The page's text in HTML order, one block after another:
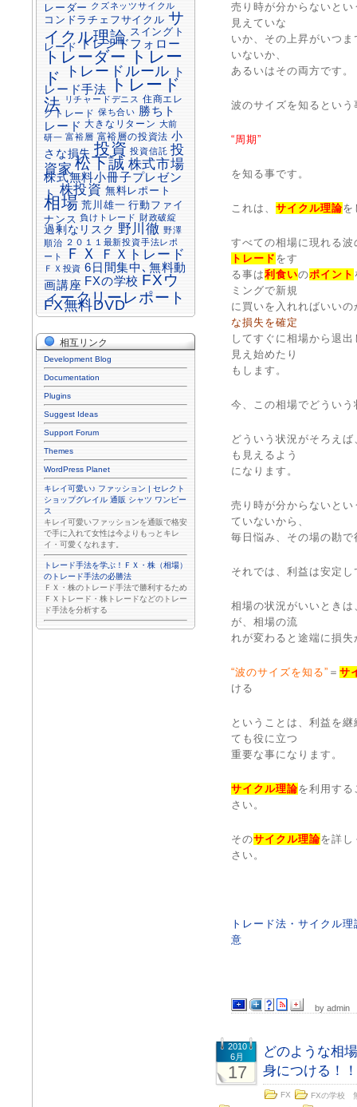
売り時が分からないとい
見えていな
いか、その上昇がいつま
いないか、
あるいはその両方です。
波のサイズを知るとい
“周期”
を知る事です。
これは、 サイクル理論を
すべての相場に現れる
トレード をす
る事は利食いのポイント
ミングで新規
に買いを入れればいい
な損失を確定
してすぐに相場から退
見え始めたり
もします。
今、この相場でどうい
どういう状況がそろえ
も見えるよう
になります。
売り時が分からないと
ていないから、
毎日悩み、その場の勘
それでは、利益は安定
相場の状況がいいとき
が、相場の流
れが変わると途端に損失
“波のサイズを知る” ＝ サ
ける
ということは、利益を
ても役に立つ
重要な事になります。
サイクル理論を利用する
さい。
そのサイクル理論を詳し
さい。
トレード法・サイクル
意
by admin
2010
6月
17
どのような相
身につける！！
FX
FXの学校
レーダー クズネッツサイクル
コンドラチェフサイクル サ
イクル理論 スイングト
レード トレンドフォロー
トレーダー トレー
ド トレードルール ト
レード手法 トレード
法 リチャードデニス 住商エレ
クトレード 保ち合い 勝ちト
レード 大きなリターン 大前
研一 富裕層 富裕層の投資法 小
さな損失 投資 投資信託 投
資家 松下誠 株式市場
株式無料小冊子プレゼン
ト 株投資 無料レポート
相場 荒川雄一 行動ファイ
ナンス 負けトレード 財政破綻
過剰なリスク 野川徹 野澤
順治 ２０１１最新投資手法レポ
ート ＦＸ ＦＸトレード
ＦＸ投資 6日間集中､無料動
画講座 FXの学校 FXウ
ィークリーレポート
FX無料DVD
相互リンク
Development Blog
Documentation
Plugins
Suggest Ideas
Support Forum
Themes
WordPress Planet
キレイ可愛い♪ ファッション | セレクト
ショップグレイル 通販 シャツ ワンピー
ス
キレイ可愛いファッションを通販で格安
で手に入れて女性は今よりもっとキレ
イ・可愛くなれます。
トレード手法を学ぶ！ＦＸ・株（相場）
のトレード手法の必勝法
ＦＸ・株のトレード手法で勝利するため
ＦＸトレード・株トレードなどのトレー
ド手法を分析する